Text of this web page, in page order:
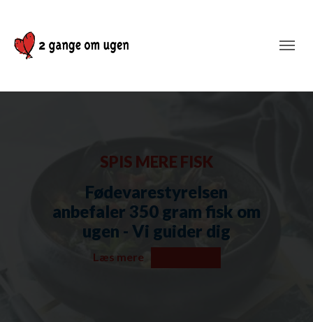
SPIS MERE FISK
Fødevarestyrelsen
anbefaler 350 gram fisk om
ugen - Vi guider dig
Læs mere